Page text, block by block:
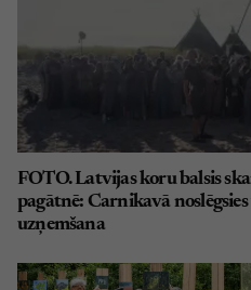
FOTO. Latvijas koru balsis
pagātnē: Carnikavā
uzņemšana